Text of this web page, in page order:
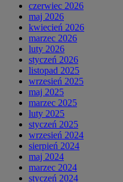
czerwiec 2026
maj 2026
kwiecień 2026
marzec 2026
luty 2026
styczeń 2026
listopad 2025
wrzesień 2025
maj 2025
marzec 2025
luty 2025
styczeń 2025
wrzesień 2024
sierpień 2024
maj 2024
marzec 2024
styczeń 2024